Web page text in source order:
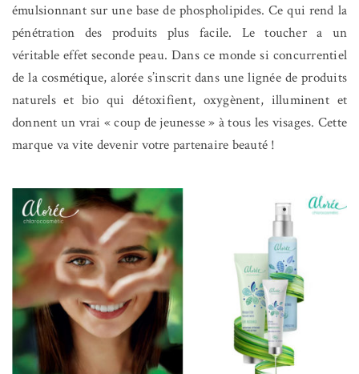
émulsionnant sur une base de phospholipides. Ce qui rend la
pénétration des produits plus facile. Le toucher a un
véritable effet seconde peau. Dans ce monde si concurrentiel
de la cosmétique, alorée s’inscrit dans une lignée de produits
naturels et bio qui détoxifient, oxygènent, illuminent et
donnent un vrai « coup de jeunesse » à tous les visages. Cette
marque va vite devenir votre partenaire beauté !